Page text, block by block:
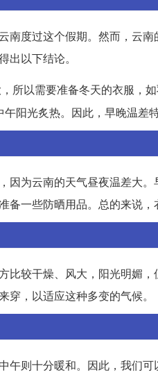
南度过这个假期。然而，云
以下结论。
所以需要准备冬天的衣服，
阳光炙热。因此，早晚温差特
因为云南的天气昼夜温差大
一些防晒用品。总的来说，
比较干燥、风大，阳光明媚
，以适应这种多变的气候。
则十分暖和。因此，我们